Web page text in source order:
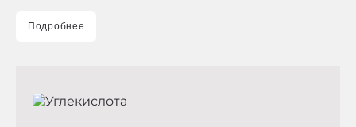
Подробнее